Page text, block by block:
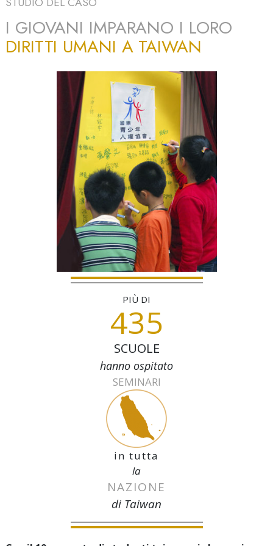
I GIOVANI IMPARANO I LORO
DIRITTI UMANI A TAIWAN
PIÙ DI
435
SCUOLE
hanno ospitato
SEMINARI
in tutta
la
NAZIONE
di Taiwan